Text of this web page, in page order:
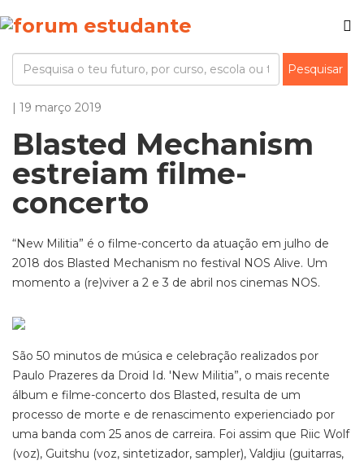
| 19 março 2019
Blasted Mechanism
estreiam filme-
concerto
“New Militia” é o filme-concerto da atuação em julho de
2018 dos Blasted Mechanism no festival NOS Alive. Um
momento a (re)viver a 2 e 3 de abril nos cinemas NOS.
São 50 minutos de música e celebração realizados por
Paulo Prazeres da Droid Id. 'New Militia”, o mais recente
álbum e filme-concerto dos Blasted, resulta de um
processo de morte e de renascimento experienciado por
uma banda com 25 anos de carreira. Foi assim que Riic Wolf
(voz), Guitshu (voz, sintetizador, sampler), Valdjiu (guitarras,